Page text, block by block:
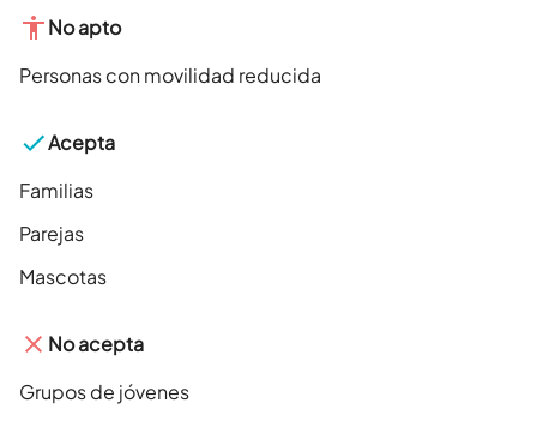
No apto
Personas con movilidad reducida
Acepta
Familias
Parejas
Mascotas
No acepta
Grupos de jóvenes